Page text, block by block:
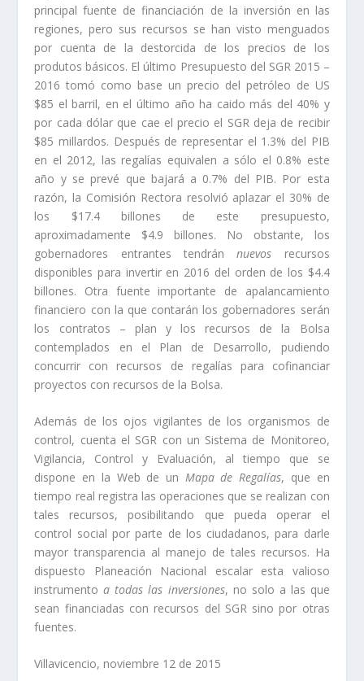
principal fuente de financiación de la inversión en las
regiones, pero sus recursos se han visto menguados
por cuenta de la destorcida de los precios de los
produtos básicos. El último Presupuesto del SGR 2015 –
2016 tomó como base un precio del petróleo de US
$85 el barril, en el último año ha caido más del 40% y
por cada dólar que cae el precio el SGR deja de recibir
$85 millardos. Después de representar el 1.3% del PIB
en el 2012, las regalías equivalen a sólo el 0.8% este
año y se prevé que bajará a 0.7% del PIB. Por esta
razón, la Comisión Rectora resolvió aplazar el 30% de
los $17.4 billones de este presupuesto,
aproximadamente $4.9 billones. No obstante, los
gobernadores entrantes tendránnuevos recursos
disponibles para invertir en 2016 del orden de los $4.4
billones. Otra fuente importante de apalancamiento
financiero con la que contarán los gobernadores serán
los contratos – plan y los recursos de la Bolsa
contemplados en el Plan de Desarrollo, pudiendo
concurrir con recursos de regalías para cofinanciar
proyectos con recursos de la Bolsa.
Además de los ojos vigilantes de los organismos de
control, cuenta el SGR con un Sistema de Monitoreo,
Vigilancia, Control y Evaluación, al tiempo que se
dispone en la Web de un Mapa de Regalías, que en
tiempo real registra las operaciones que se realizan con
tales recursos, posibilitando que pueda operar el
control social por parte de los ciudadanos, para darle
mayor transparencia al manejo de tales recursos. Ha
dispuesto Planeación Nacional escalar esta valioso
instrumentoa todas las inversiones, no solo a las que
sean financiadas con recursos del SGR sino por otras
fuentes.
Villavicencio, noviembre 12 de 2015